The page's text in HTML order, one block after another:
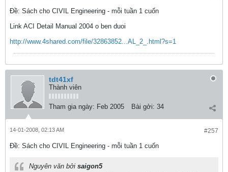
Ðề: Sách cho CIVIL Engineering - mỗi tuần 1 cuốn
Link ACI Detail Manual 2004 o ben duoi
http://www.4shared.com/file/32863852...AL_2_.html?s=1
tdt41xf
Thành viên
Tham gia ngày: Feb 2005 Bài gởi: 34
#257
14-01-2008, 02:13 AM
Ðề: Sách cho CIVIL Engineering - mỗi tuần 1 cuốn
Nguyên văn bởi saigon5